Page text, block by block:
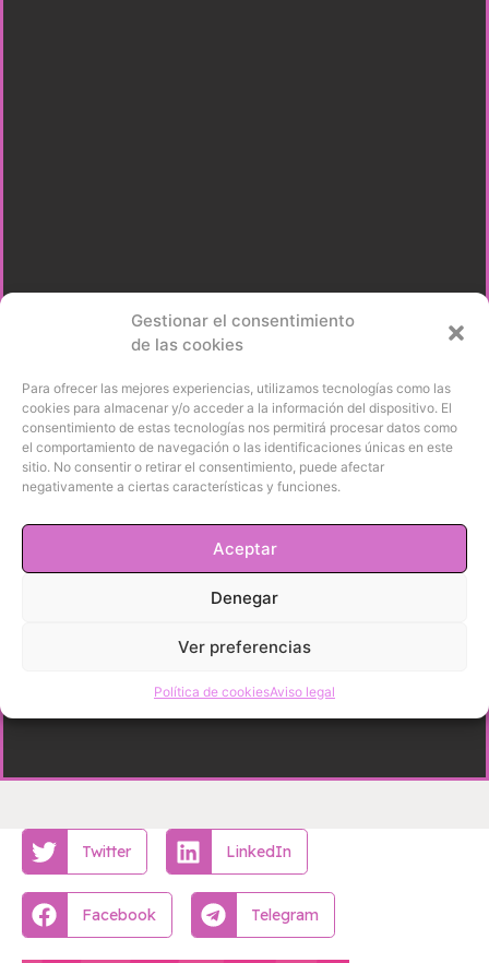
Gestionar el consentimiento
de las cookies
Para ofrecer las mejores experiencias, utilizamos tecnologías como las
cookies para almacenar y/o acceder a la información del dispositivo. El
consentimiento de estas tecnologías nos permitirá procesar datos como
el comportamiento de navegación o las identificaciones únicas en este
sitio. No consentir o retirar el consentimiento, puede afectar
negativamente a ciertas características y funciones.
Aceptar
Denegar
Ver preferencias
Política de cookiesAviso legal
Twitter LinkedIn
Facebook Telegram